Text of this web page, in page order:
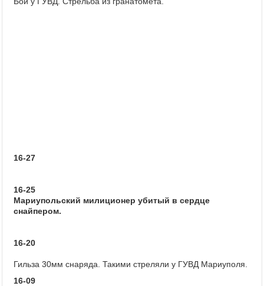
16-27
16-25
Мариупольский милиционер убитый в сердце
снайпером.
16-20
Гильза 30мм снаряда. Такими стреляли у ГУВД Мариуполя.
16-09